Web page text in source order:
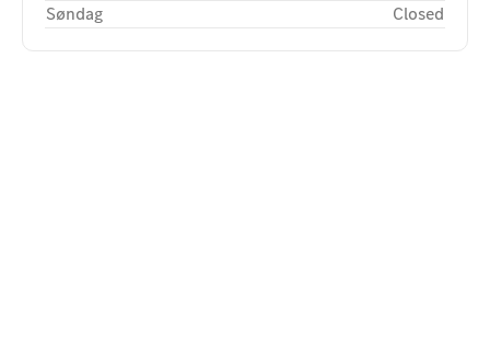
Søndag
Closed